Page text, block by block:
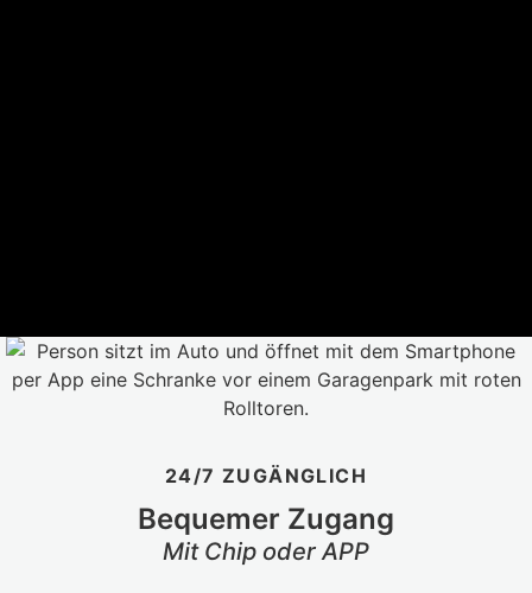
24/7 ZUGÄNGLICH
Bequemer Zugang
Mit Chip oder APP